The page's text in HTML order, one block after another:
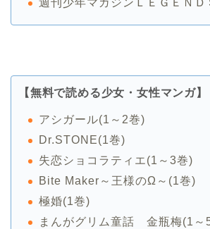
週刊少年マガジンＬＥＧＥＮＤ
【無料で読める少女・女性マンガ】
アシガール(1～2巻)
Dr.STONE(1巻)
失恋ショコラティエ(1～3巻)
Bite Maker～王様のΩ～(1巻)
極婚(1巻)
まんがグリム童話 金瓶梅(1～